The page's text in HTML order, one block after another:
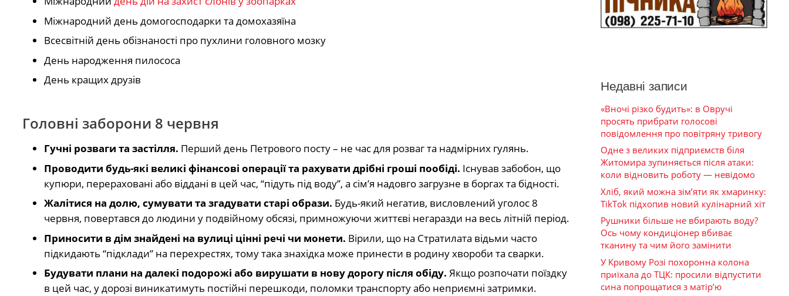
Міжнародний день домогосподарки та домохазяїна
Всесвітній день обізнаності про пухлини головного мозку
День народження пилососа
День кращих друзів
Головні заборони 8 червня
Гучні розваги та застілля. Перший день Петрового посту – не час для розваг та надмірних гулянь.
Проводити будь-які великі фінансові операції та рахувати дрібні гроші пообіді. Існував забобон, що
купюри, перераховані або віддані в цей час, “підуть під воду”, а сім’я надовго загрузне в боргах та бідності.
Жалітися на долю, сумувати та згадувати старі образи. Будь-який негатив, висловлений уголос 8
червня, повертався до людини у подвійному обсязі, примножуючи життєві негаразди на весь літній період.
Приносити в дім знайдені на вулиці цінні речі чи монети. Вірили, що на Стратилата відьми часто
підкидають “підклади” на перехрестях, тому така знахідка може принести в родину хвороби та сварки.
Будувати плани на далекі подорожі або вирушати в нову дорогу після обіду. Якщо розпочати поїздку
в цей час, у дорозі виникатимуть постійні перешкоди, поломки транспорту або неприємні затримки.
Недавні записи
«Вночі різко будить»: в Овручі
просять прибрати голосові
повідомлення про повітряну тривогу
Одне з великих підприємств біля
Житомира зупиняється після атаки:
коли відновить роботу — невідомо
Хліб, який можна зім’яти як хмаринку:
TikTok підхопив новий кулінарний хіт
Рушники більше не вбирають воду?
Ось чому кондиціонер вбиває
тканину та чим його замінити
У Кривому Розі похоронна колона
приїхала до ТЦК: просили відпустити
сина попрощатися з матір’ю